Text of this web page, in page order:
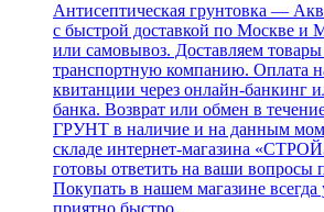
Антисептическая грунтовка —
с быстрой доставкой по Москве и
или самовывоз. Доставляем
транспортную компанию. Оплата
квитанции через онлайн-банкинг
банка. Возврат или обмен в
ГРУНТ в наличие и на данным
складе интернет-магазина
готовы ответить на ваши вопросы
Покупать в нашем магазине
приятно быстро.